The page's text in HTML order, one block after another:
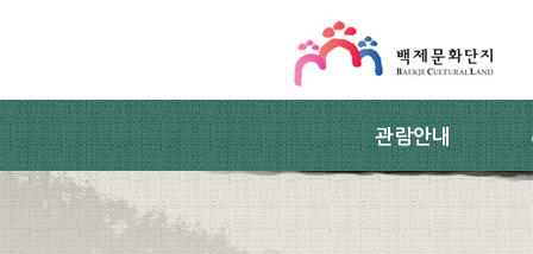
관람안내